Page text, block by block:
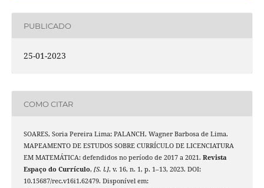
PUBLICADO
25-01-2023
COMO CITAR
SOARES, Soria Pereira Lima; PALANCH, Wagner Barbosa de Lima.
MAPEAMENTO DE ESTUDOS SOBRE CURRÍCULO DE LICENCIATURA
EM MATEMÁTICA: defendidos no período de 2017 a 2021. Revista
Espaço do Currículo, [S. l.], v. 16, n. 1, p. 1–13, 2023. DOI:
10.15687/rec.v16i1.62479. Disponível em: